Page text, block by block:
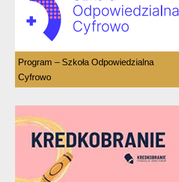
Program – Szkoła Odpowiedzialna
Cyfrowo